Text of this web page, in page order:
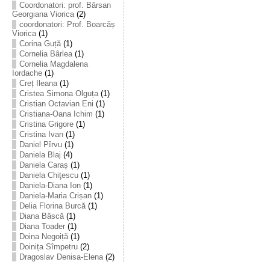
Coordonatori: prof. Bârsan
Georgiana Viorica(2)
coordonatori: Prof. Boarcăș
Viorica(1)
Corina Guță(1)
Cornelia Bârlea(1)
Cornelia Magdalena
Iordache(1)
Creț Ileana(1)
Cristea Simona Olguța(1)
Cristian Octavian Eni (1)
Cristiana-Oana Ichim (1)
Cristina Grigore(1)
Cristina Ivan(1)
Daniel Pîrvu(1)
Daniela Blaj (4)
Daniela Caraș (1)
Daniela Chiţescu(1)
Daniela-Diana Ion(1)
Daniela-Maria Crișan(1)
Delia Florina Burcă(1)
Diana Bâscă(1)
Diana Toader(1)
Doina Negoiță(1)
Doinița Sîmpetru(2)
Dragoslav Denisa-Elena(2)